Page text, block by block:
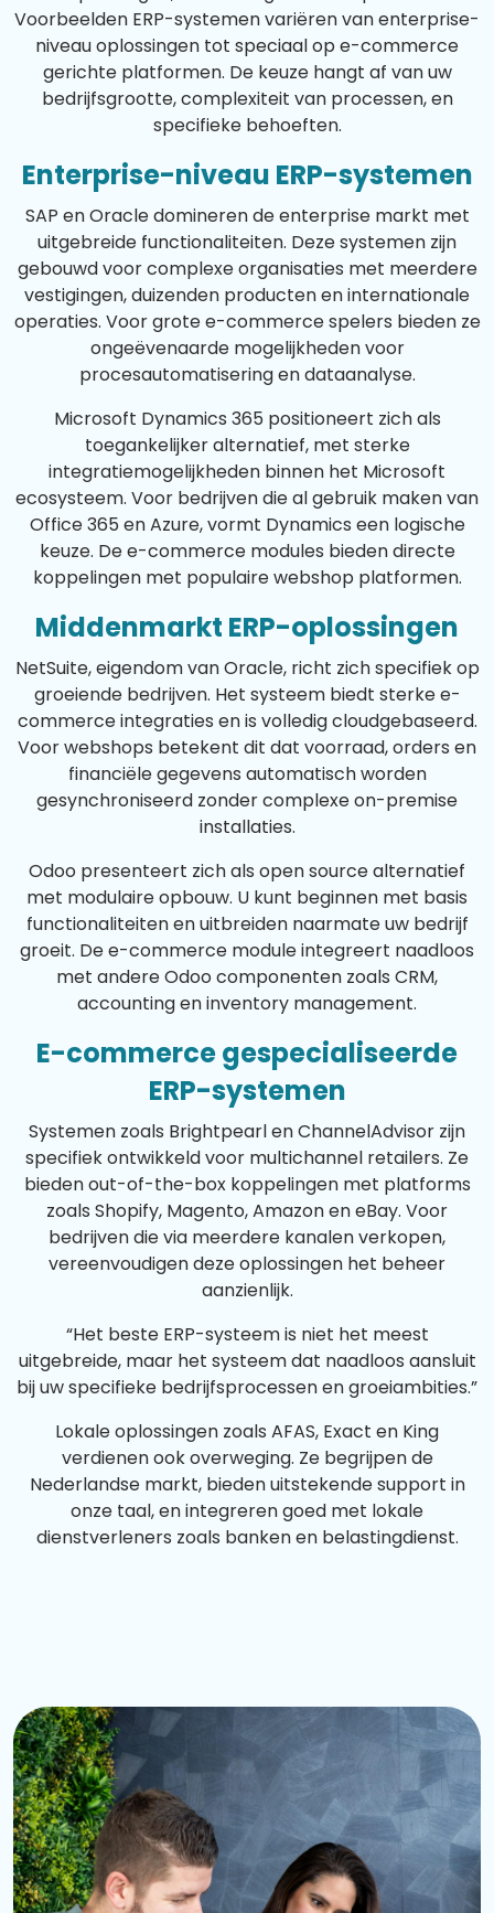
Voorbeelden ERP-systemen variëren van enterprise-
niveau oplossingen tot speciaal op e-commerce
gerichte platformen. De keuze hangt af van uw
bedrijfsgrootte, complexiteit van processen, en
specifieke behoeften.
Enterprise-niveau ERP-systemen
SAP en Oracle domineren de enterprise markt met
uitgebreide functionaliteiten. Deze systemen zijn
gebouwd voor complexe organisaties met meerdere
vestigingen, duizenden producten en internationale
operaties. Voor grote e-commerce spelers bieden ze
ongeëvenaarde mogelijkheden voor
procesautomatisering en dataanalyse.
Microsoft Dynamics 365 positioneert zich als
toegankelijker alternatief, met sterke
integratiemogelijkheden binnen het Microsoft
ecosysteem. Voor bedrijven die al gebruik maken van
Office 365 en Azure, vormt Dynamics een logische
keuze. De e-commerce modules bieden directe
koppelingen met populaire webshop platformen.
Middenmarkt ERP-oplossingen
NetSuite, eigendom van Oracle, richt zich specifiek op
groeiende bedrijven. Het systeem biedt sterke e-
commerce integraties en is volledig cloudgebaseerd.
Voor webshops betekent dit dat voorraad, orders en
financiële gegevens automatisch worden
gesynchroniseerd zonder complexe on-premise
installaties.
Odoo presenteert zich als open source alternatief
met modulaire opbouw. U kunt beginnen met basis
functionaliteiten en uitbreiden naarmate uw bedrijf
groeit. De e-commerce module integreert naadloos
met andere Odoo componenten zoals CRM,
accounting en inventory management.
E-commerce gespecialiseerde
ERP-systemen
Systemen zoals Brightpearl en ChannelAdvisor zijn
specifiek ontwikkeld voor multichannel retailers. Ze
bieden out-of-the-box koppelingen met platforms
zoals Shopify, Magento, Amazon en eBay. Voor
bedrijven die via meerdere kanalen verkopen,
vereenvoudigen deze oplossingen het beheer
aanzienlijk.
“Het beste ERP-systeem is niet het meest
uitgebreide, maar het systeem dat naadloos aansluit
bij uw specifieke bedrijfsprocessen en groeiambities.”
Lokale oplossingen zoals AFAS, Exact en King
verdienen ook overweging. Ze begrijpen de
Nederlandse markt, bieden uitstekende support in
onze taal, en integreren goed met lokale
dienstverleners zoals banken en belastingdienst.